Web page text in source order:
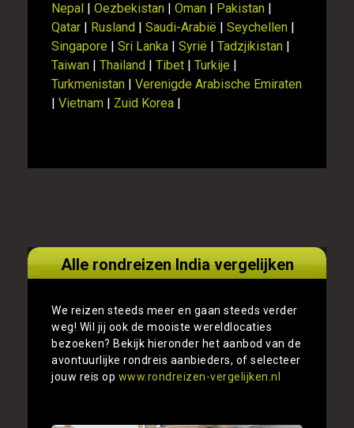
Nepal | Oezbekistan | Oman | Pakistan |
Qatar | Rusland | Saudi-Arabië | Seychellen |
Singapore | Sri Lanka | Syrië | Tadzjikistan |
Taiwan | Thailand | Tibet | Turkije |
Turkmenistan | Verenigde Arabische Emiraten
| Vietnam | Zuid Korea |
Alle rondreizen India vergelijken
We reizen steeds meer en gaan steeds verder
weg! Wil jij ook de mooiste wereldlocaties
bezoeken? Bekijk hieronder het aanbod van de
avontuurlijke rondreis aanbieders, of selecteer
jouw reis op www.rondreizen-vergelijken.nl